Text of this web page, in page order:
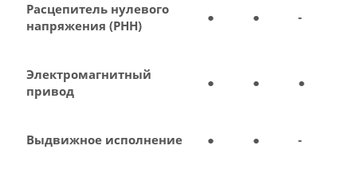
Расцепитель нулевого
напряжения (РНН)
● ● -
Электромагнитный
привод
● ● ●
Выдвижное исполнение ● ● -